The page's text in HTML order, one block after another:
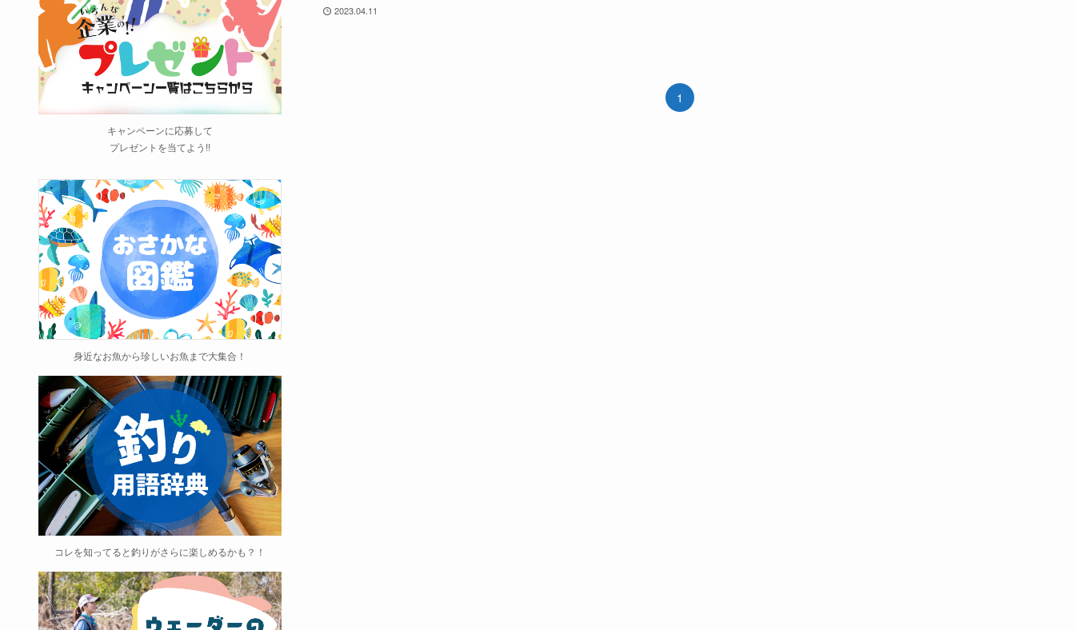
2023.04.11
1
キャンペーンに応募して
プレゼントを当てよう!!
身近なお魚から珍しいお魚まで大集合！
コレを知ってると釣りがさらに楽しめるかも？！